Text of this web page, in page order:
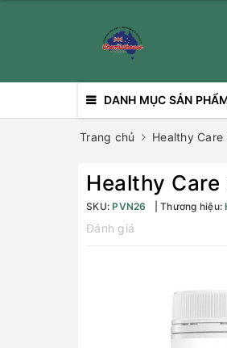
DANH MỤC SẢN
Trang chủ Healthy Care
Healthy
SKU:PVN26 Thương hiệu:
Đánh giá